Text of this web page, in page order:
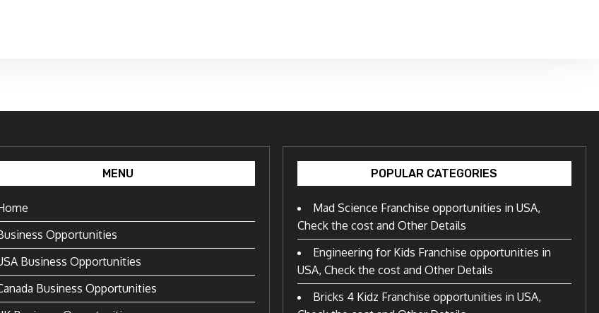
MENU
Opportunities
Business Opportunities
Business Opportunities
POPULAR CATEGORIES
Mad Science Franchise opportunities in USA,
Check the cost and Other Details
Engineering for Kids Franchise opportunities in
USA, Check the cost and Other Details
Bricks 4 Kidz Franchise opportunities in USA,